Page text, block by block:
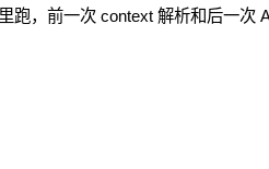
跑，前一次 context 解析和后一次